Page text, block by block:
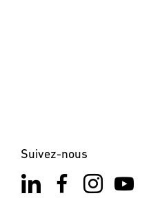
Suivez-nous